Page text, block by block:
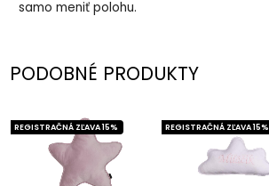
samo meniť polohu.
PODOBNÉ PRODUKTY
REGISTRAČNÁ ZĽAVA 15% REGISTRAČNÁ ZĽAVA 15%